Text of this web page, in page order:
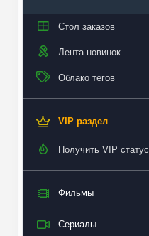
Стол заказов
Лента новинок
Облако тегов
VIP раздел
Получить VIP статус
Фильмы
Сериалы